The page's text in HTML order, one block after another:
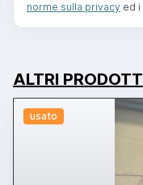
norme sulla privacy ed i
ALTRI
usato